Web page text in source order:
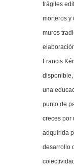
frágiles
morteros y
muros
Francis
disponible,
una
punto de
creces por
adquirida
desarrollo